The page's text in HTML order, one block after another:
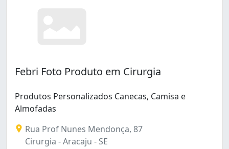
Febri Foto Produto em Cirurgia
Produtos Personalizados Canecas, Camisa e
Almofadas
Rua Prof Nunes Mendonça, 87
Cirurgia - Aracaju - SE